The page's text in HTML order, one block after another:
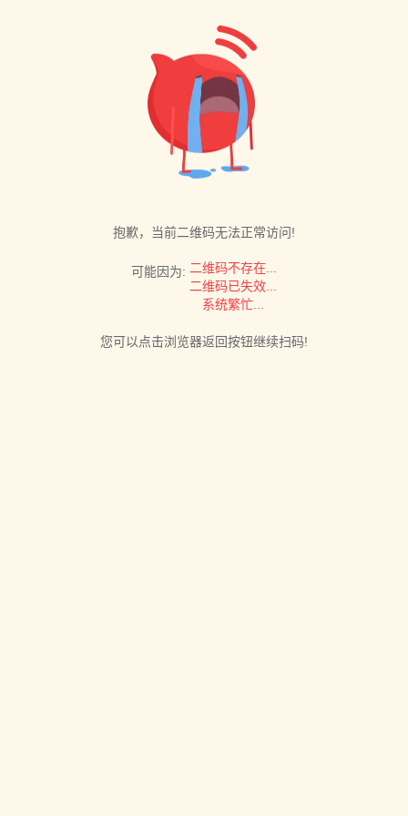
抱歉，当前二维码无法正常访问!
可能因为: 二维码不存在...
二维码已失效...
系统繁忙...
您可以点击浏览器返回按钮继续扫码!